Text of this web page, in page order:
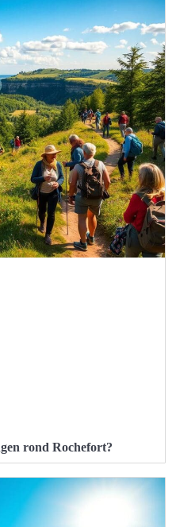
rond Rochefort?